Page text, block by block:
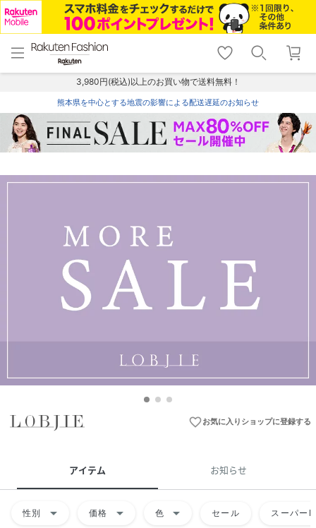
menu home
トップ
shopping_cart lock_outline
ログイン
3,980円(税込)以上のお買い物で送料無料！
熊本県を中心とする地震の影響による配送遅延のお知らせ
favorite_borderお気に入りショップに登録する
アイテム お知らせ
性別 arrow_drop_down 価格 arrow_drop_down 色 arrow_drop_down セール スーパー